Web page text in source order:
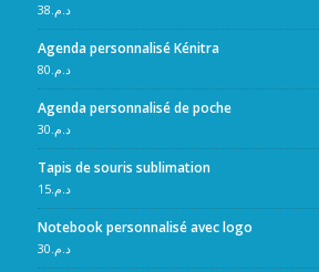
د.م.38
Agenda personnalisé Kénitra
د.م.80
Agenda personnalisé de poche
د.م.30
Tapis de souris sublimation
د.م.15
Notebook personnalisé avec logo
د.م.30